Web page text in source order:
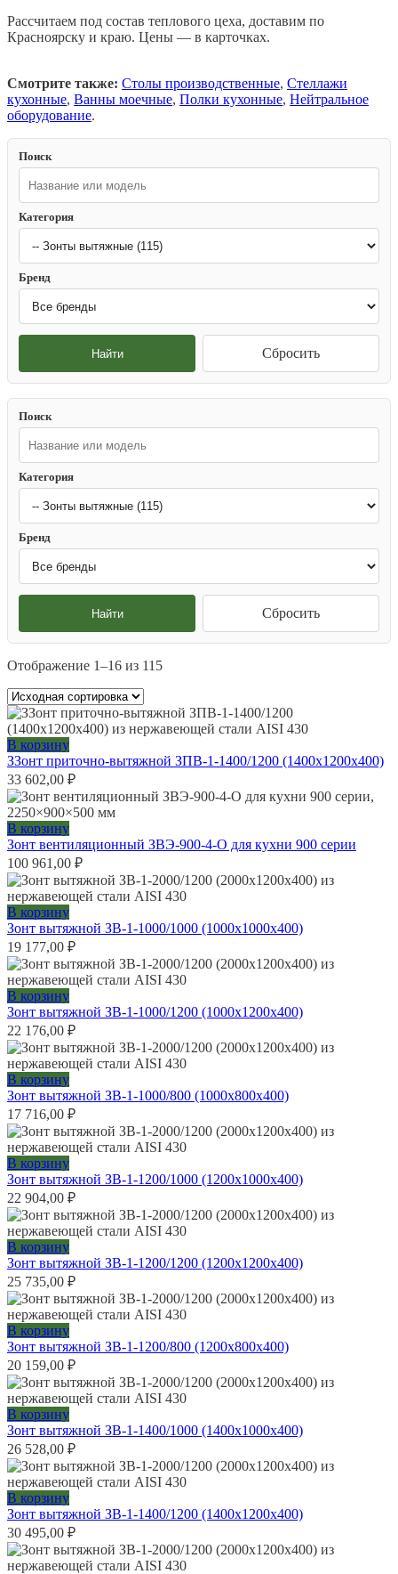
Рассчитаем под состав теплового цеха, доставим по
Красноярску и краю. Цены — в карточках.
Смотрите также: Столы производственные, Стеллажи
кухонные, Ванны моечные, Полки кухонные, Нейтральное
оборудование.
Поиск
Категория
Бренд
Найти Сбросить
Поиск
Категория
Бренд
Найти Сбросить
Отображение 1–16 из 115
В корзину
ЗЗонт приточно-вытяжной ЗПВ-1-1400/1200 (1400х1200х400)
33 602,00 ₽
В корзину
Зонт вентиляционный ЗВЭ-900-4-О для кухни 900 серии
100 961,00 ₽
В корзину
Зонт вытяжной ЗВ-1-1000/1000 (1000х1000х400)
19 177,00 ₽
В корзину
Зонт вытяжной ЗВ-1-1000/1200 (1000х1200х400)
22 176,00 ₽
В корзину
Зонт вытяжной ЗВ-1-1000/800 (1000х800х400)
17 716,00 ₽
В корзину
Зонт вытяжной ЗВ-1-1200/1000 (1200х1000х400)
22 904,00 ₽
В корзину
Зонт вытяжной ЗВ-1-1200/1200 (1200х1200х400)
25 735,00 ₽
В корзину
Зонт вытяжной ЗВ-1-1200/800 (1200х800х400)
20 159,00 ₽
В корзину
Зонт вытяжной ЗВ-1-1400/1000 (1400х1000х400)
26 528,00 ₽
В корзину
Зонт вытяжной ЗВ-1-1400/1200 (1400х1200х400)
30 495,00 ₽